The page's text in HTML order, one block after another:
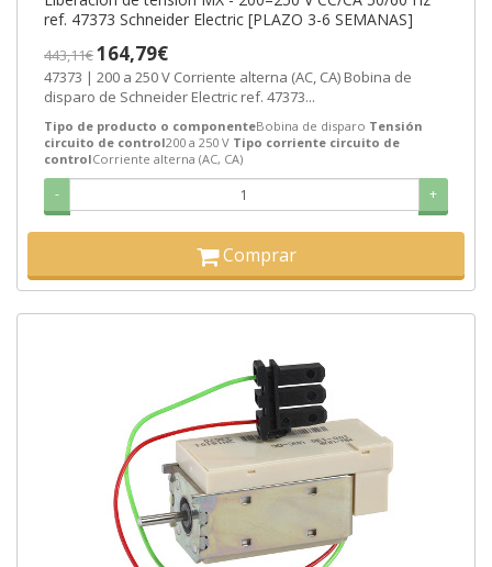
ref. 47373 Schneider Electric [PLAZO 3-6 SEMANAS]
443,11€164,79€
47373 | 200 a 250 V Corriente alterna (AC, CA) Bobina de
disparo de Schneider Electric ref. 47373...
Tipo de producto o componenteBobina de disparo Tensión
circuito de control200 a 250 V Tipo corriente circuito de
controlCorriente alterna (AC, CA)
- +
Comprar